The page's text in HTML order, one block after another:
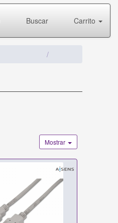
Buscar Carrito
Mostrar